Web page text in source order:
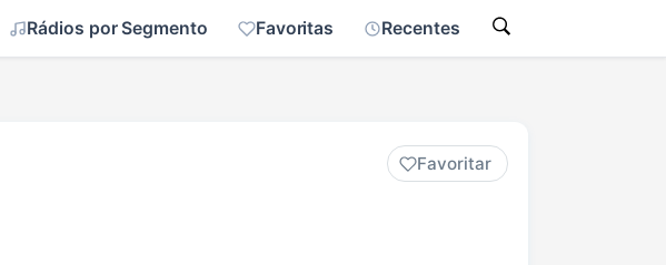
Rádios por Segmento Favoritas Recentes
Favoritar